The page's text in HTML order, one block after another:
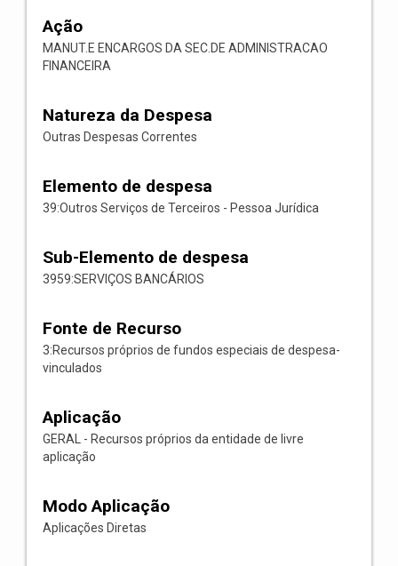
Ação
MANUT.E ENCARGOS DA SEC.DE ADMINISTRACAO
FINANCEIRA
Natureza da Despesa
Outras Despesas Correntes
Elemento de despesa
39:Outros Serviços de Terceiros - Pessoa Jurídica
Sub-Elemento de despesa
3959:SERVIÇOS BANCÁRIOS
Fonte de Recurso
3:Recursos próprios de fundos especiais de despesa-
vinculados
Aplicação
GERAL - Recursos próprios da entidade de livre
aplicação
Modo Aplicação
Aplicações Diretas